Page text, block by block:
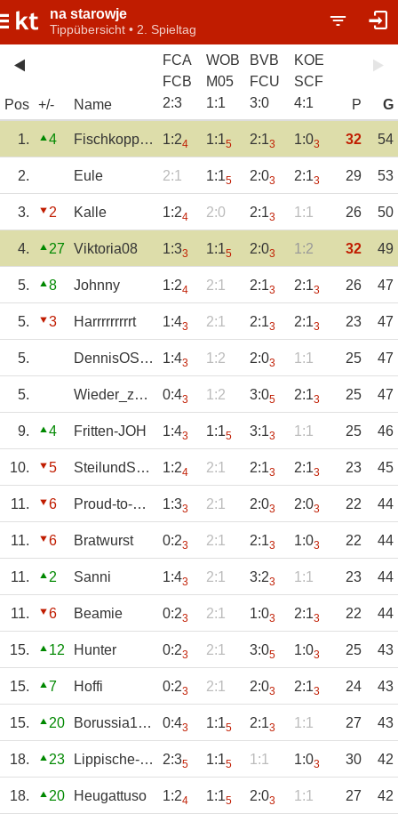
na starowje
Tippübersicht • 2. Spieltag
Pos +/- Name
FCA
FCB
2:3
WOB
M05
1:1
BVB
FCU
3:0
KOE
SCF
4:1 P G
1. 4 Fischkopp81 1:24 1:15 2:13 1:03 32 54
2. Eule 2:1 1:15 2:03 2:13 29 53
3. 2 Kalle 1:24 2:0 2:13 1:1 26 50
4. 27 Viktoria08 1:33 1:15 2:03 1:2 32 49
5. 8 Johnny 1:24 2:1 2:13 2:13 26 47
5. 3 Harrrrrrrrrt 1:43 2:1 2:13 2:13 23 47
5. DennisOS1899 1:43 1:2 2:03 1:1 25 47
5. Wieder_zu_Hause 0:43 1:2 3:05 2:13 25 47
9. 4 Fritten-JOH 1:43 1:15 3:13 1:1 25 46
10. 5 SteilundSchnell 1:24 2:1 2:13 2:13 23 45
11. 6 Proud-to-be-S04 1:33 2:1 2:03 2:03 22 44
11. 6 Bratwurst 0:23 2:1 2:13 1:03 22 44
11. 2 Sanni 1:43 2:1 3:23 1:1 23 44
11. 6 Beamie 0:23 2:1 1:03 2:13 22 44
15. 12 Hunter 0:23 2:1 3:05 1:03 25 43
15. 7 Hoffi 0:23 2:1 2:03 2:13 24 43
15. 20 Borussia1900 0:43 1:15 2:13 1:1 27 43
18. 23 Lippische-Rose 2:35 1:15 1:1 1:03 30 42
18. 20 Heugattuso 1:24 1:15 2:03 1:1 27 42